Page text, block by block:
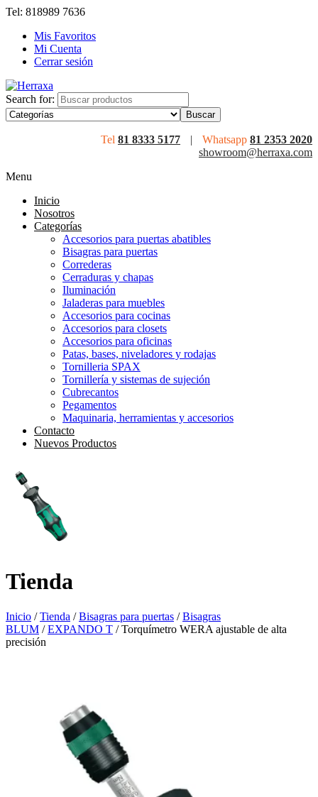
Tel: 818989 7636
Mis Favoritos
Mi Cuenta
Cerrar sesión
Search for:
Tel 81 8333 5177 | Whatsapp 81 2353 2020
showroom@herraxa.com
Menu
Inicio
Nosotros
Categorías
Accesorios para puertas abatibles
Bisagras para puertas
Correderas
Cerraduras y chapas
Iluminación
Jaladeras para muebles
Accesorios para cocinas
Accesorios para closets
Accesorios para oficinas
Patas, bases, niveladores y rodajas
Tornilleria SPAX
Tornillería y sistemas de sujeción
Cubrecantos
Pegamentos
Maquinaria, herramientas y accesorios
Contacto
Nuevos Productos
Tienda
Inicio /Tienda /Bisagras para puertas /Bisagras
BLUM /EXPANDO T / Torquímetro WERA ajustable de alta
precisión